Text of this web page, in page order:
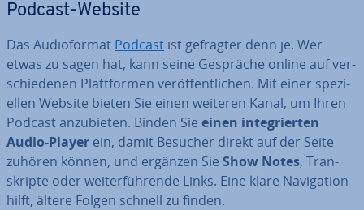
Podcast-Website
Das Au­dio­for­mat Podcast ist gefragter denn je. Wer
etwas zu sagen hat, kann seine Gespräche online auf ver­
schie­de­nen Platt­for­men ver­öf­fent­li­chen. Mit einer spe­zi­
el­len Website bieten Sie einen weiteren Kanal, um Ihren
Podcast an­zu­bie­ten. Binden Sie einen in­te­grier­ten
Audio-Player ein, damit Besucher direkt auf der Seite
zuhören können, und ergänzen Sie Show Notes, Tran­
skrip­te oder wei­ter­füh­ren­de Links. Eine klare Na­vi­ga­ti­on
hilft, ältere Folgen schnell zu finden.